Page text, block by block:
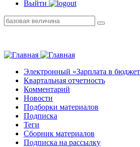
Выйти
Электронный «Зарплата в
Квартальная отчетность
Комментарий
Новости
Подборки материалов
Подписка
Теги
Сборник материалов
Подписка на рассылку